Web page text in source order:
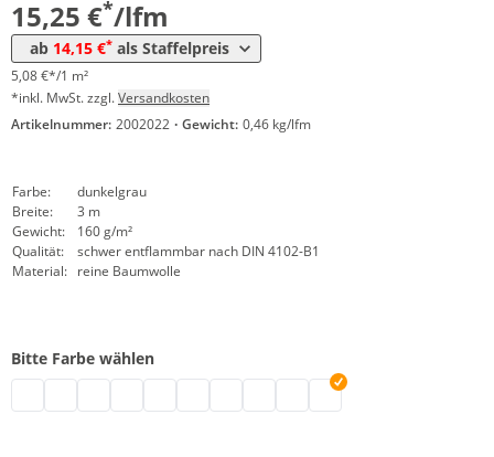
15,25 €*/lfm
ab 14,15 €* als Staffelpreis
5,08 €*/1 m²
*inkl. MwSt. zzgl.Versandkosten
Artikelnummer: 2002022 · Gewicht: 0,46 kg/lfm
Farbe:
dunkelgrau
Breite:
3 m
Gewicht:
160 g/m²
Qualität:
schwer entflammbar nach DIN 4102-B1
Material: reine Baumwolle
Bitte Farbe wählen
Dekomolton Meterware | weiß
Dekomolton Meterware | bordeaux
Dekomolton Meterware | blau
Dekomolton Meterware | dunkelblau
Dekomolton Meterware | rot
Dekomolton Meterware |
Dekomolton